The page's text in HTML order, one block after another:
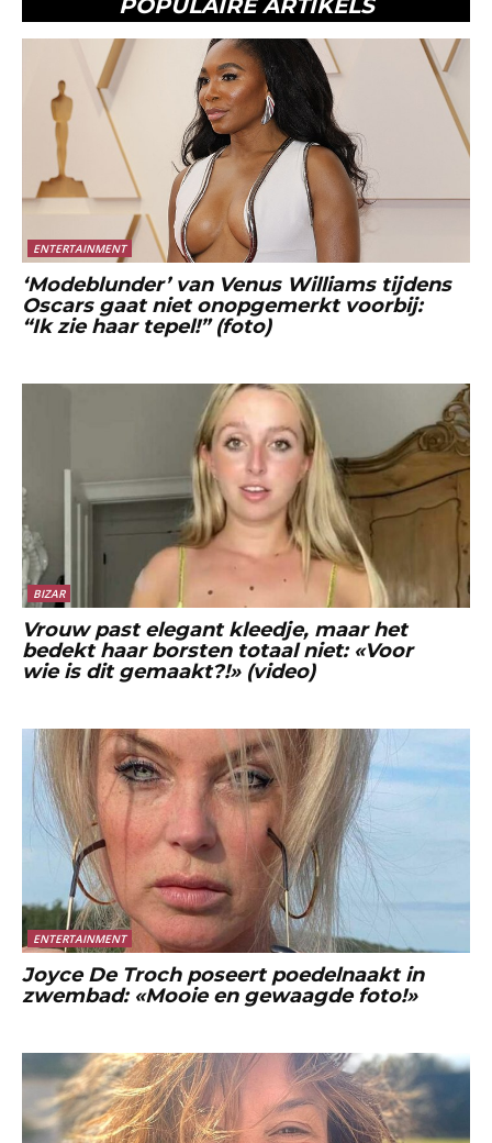
POPULAIRE ARTIKELS
ENTERTAINMENT
‘Modeblunder’ van Venus Williams tijdens
Oscars gaat niet onopgemerkt voorbij:
“Ik zie haar tepel!” (foto)
BIZAR
Vrouw past elegant kleedje, maar het
bedekt haar borsten totaal niet: «Voor
wie is dit gemaakt?!» (video)
ENTERTAINMENT
Joyce De Troch poseert poedelnaakt in
zwembad: «Mooie en gewaagde foto!»